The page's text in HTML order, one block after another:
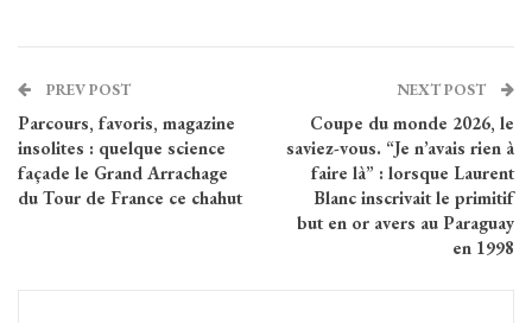
PREV POST
Parcours, favoris, magazine
insolites : quelque science
façade le Grand Arrachage
du Tour de France ce chahut
NEXT POST
Coupe du monde 2026, le
saviez-vous. “Je n’avais rien à
faire là” : lorsque Laurent
Blanc inscrivait le primitif
but en or avers au Paraguay
en 1998